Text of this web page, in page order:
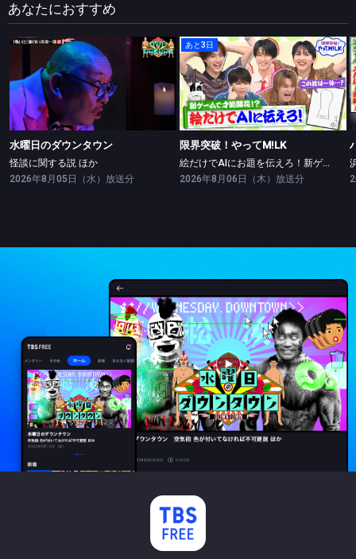
あなたにおすすめ
水曜日のダウンタウン
怪談に関する説 ほか
水曜日のダウンタウン
怪談に関する説 ほか
2026年8月05日（水）放送分
あと3日
限界突破！やってM!LK
限界突破！やってM!LK
絵だけでAIにお題を伝えろ！新ゲームで絵の才能開花！？
2026年8月06日（木）放送分